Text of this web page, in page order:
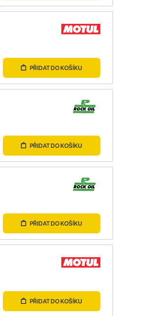
PŘIDAT DO KOŠÍKU
PŘIDAT DO KOŠÍKU
PŘIDAT DO KOŠÍKU
PŘIDAT DO KOŠÍKU